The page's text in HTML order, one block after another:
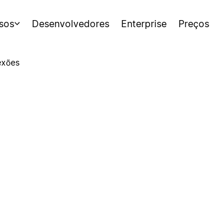
Desenvolvedores Enterprise Preços